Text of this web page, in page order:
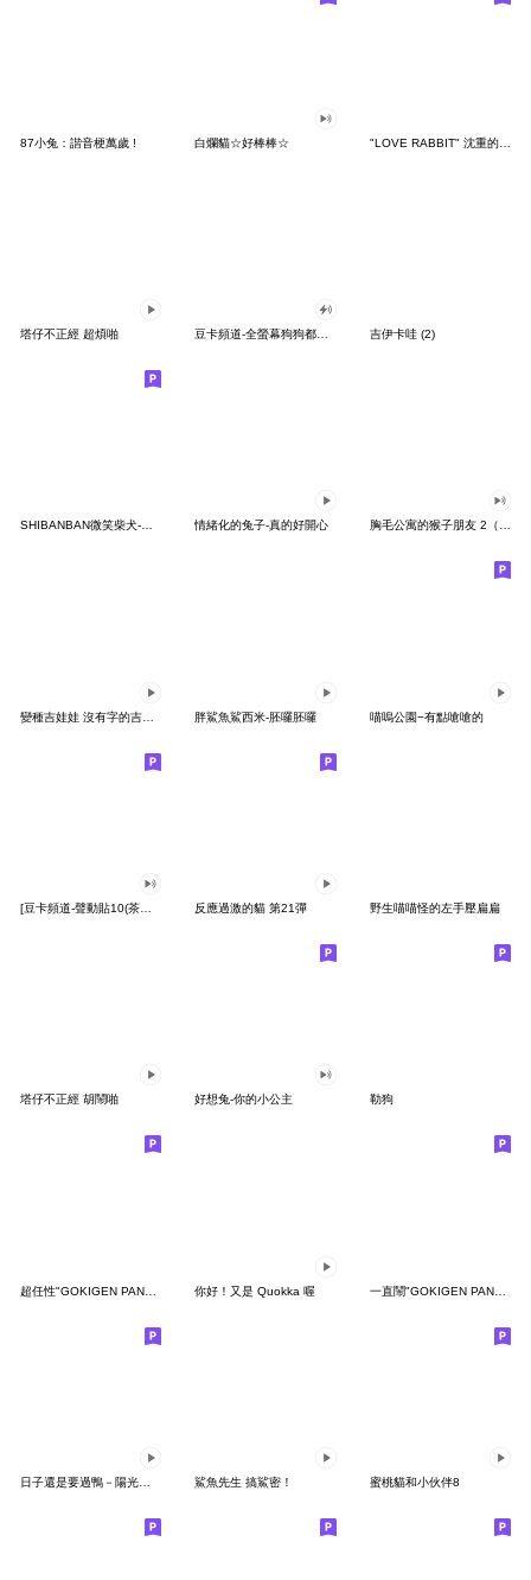
87小兔：諧音梗萬歲 ! 白爛貓☆好棒棒☆ "LOVE RABBIT" 沈重的愛 台灣版
塔仔不正經 超煩啪 吉伊卡哇 (2)
SHIBANBAN微笑柴犬-廢柴寶寶日常 情緒化的兔子-真的好開心 胸毛公寓的猴子朋友 2（有聲動態）
胖鯊魚鯊西米-胚囉胚囉 喵嗚公園−有點嗆嗆的
反應過激的貓 第21彈 野生喵喵怪的左手壓扁扁
塔仔不正經 胡鬧啪 好想兔-你的小公主 勒狗
你好！又是 Quokka 喔 一直鬧"GOKIGEN PANDA" 台灣版
鯊魚先生 搞鯊密！ 蜜桃貓和小伙伴8